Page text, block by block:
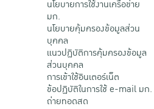
นโยบายการใช้งานเครือข่าย
มก.
นโยบายคุ้มครองข้อมูลส่วน
บุคคล
แนวปฏิบัติการคุ้มครองข้อมูล
ส่วนบุคคล
การเข้าใช้อินเตอร์เน็ต
ข้อปฏิบัติในการใช้ e-mail มก.
ถ่ายทอดสด